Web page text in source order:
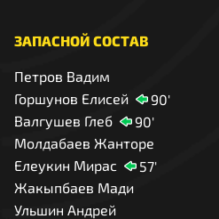
ЗАПАСНОЙ СОСТАВ
Петров Вадим
Горшунов Елисей
90'
Валгушев Глеб
90'
Молдабаев Жанторе
Елеукин Мирас
57'
Жакыпбаев Мади
Ульшин Андрей